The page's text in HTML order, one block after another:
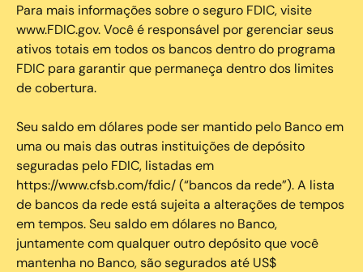
Para mais informações sobre o seguro FDIC, visite
www.FDIC.gov. Você é responsável por gerenciar seus
ativos totais em todos os bancos dentro do programa
FDIC para garantir que permaneça dentro dos limites
de cobertura.
Seu saldo em dólares pode ser mantido pelo Banco em
uma ou mais das outras instituições de depósito
seguradas pelo FDIC, listadas em
https://www.cfsb.com/fdic/ (“bancos da rede”). A lista
de bancos da rede está sujeita a alterações de tempos
em tempos. Seu saldo em dólares no Banco,
juntamente com qualquer outro depósito que você
mantenha no Banco, são segurados até US$